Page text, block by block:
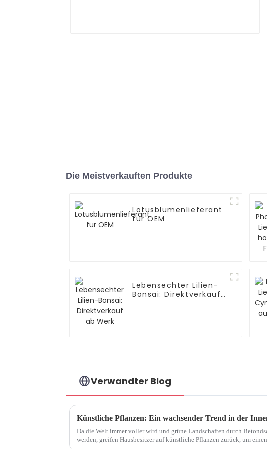
Die Meistverkauften Produkte
Lotusblumenlieferant
für OEM
Lebensechter Lilien-
Bonsai: Direktverkauf
Verwandter Blog
Künstliche Pflanzen: Ein wachsender Trend in der
Da die Welt immer voller wird und grüne Landschaften durch
werden, greifen Hausbesitzer auf künstliche Pflanzen zurück, um